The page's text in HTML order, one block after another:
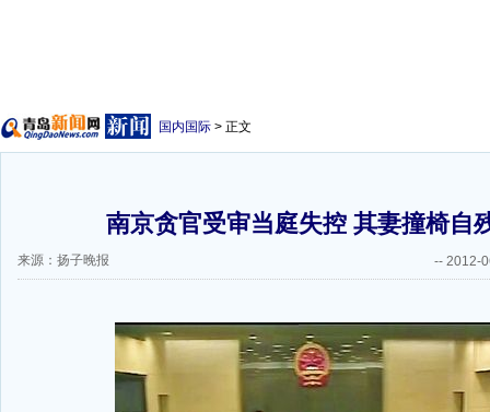
国内国际 > 正文
南京贪官受审当庭失控 其妻撞椅自
来源：扬子晚报 -- 2012-